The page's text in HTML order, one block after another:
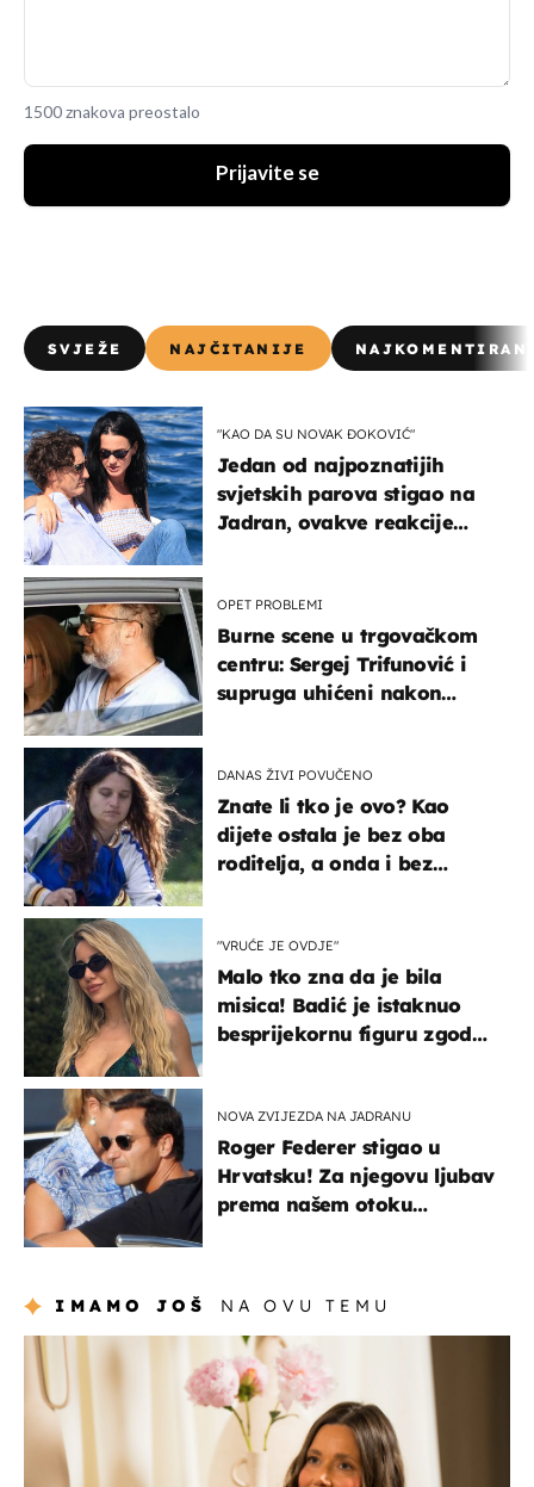
1500 znakova preostalo
Prijavite se
SVJEŽE NAJČITANIJE
"KAO DA SU NOVAK ĐOKOVIĆ"
Jedan od najpoznatijih
svjetskih parova stigao na
Jadran, ovakve reakcije
OPET PROBLEMI
Burne scene u trgovačkom
centru: Sergej Trifunović i
supruga uhićeni nakon
DANAS ŽIVI POVUČENO
Znate li tko je ovo? Kao
dijete ostala je bez oba
roditelja, a onda i bez
"VRUĆE JE OVDJE"
Malo tko zna da je bila
misica! Badić je istaknuo
besprijekornu figuru zgodne
NOVA ZVIJEZDA NA JADRANU
Roger Federer stigao u
Hrvatsku! Za njegovu ljubav
prema našem otoku
IMAMO JOŠ NA OVU TEMU
moda & ljepota